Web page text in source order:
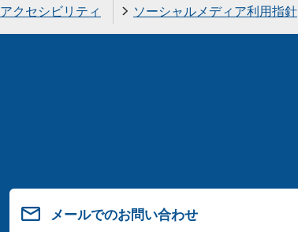
アクセシビリティ ソーシャルメディア利用指針
メールでのお問い合わせ